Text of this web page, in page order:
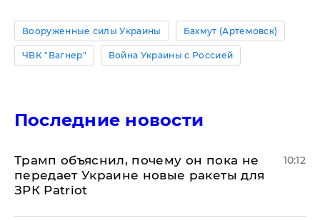
Вооруженные силы Украины Бахмут (Артемовск)
ЧВК "Вагнер" Война Украины с Россией
Последние новости
Трамп объяснил, почему он пока не
передает Украине новые ракеты для
ЗРК Patriot
10:12